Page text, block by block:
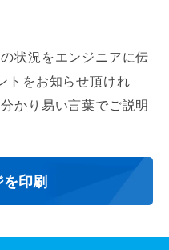
状況をエンジニアに伝
トをお知らせ頂けれ
かり易い言葉でご説明